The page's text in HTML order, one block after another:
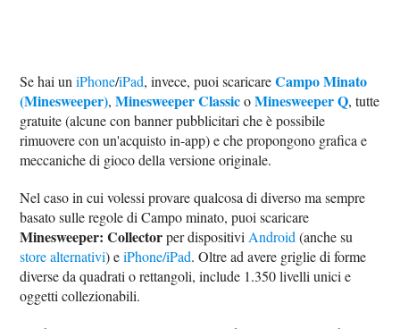
Se hai uniPhone/iPad, invece, puoi scaricareCampo Minato
(Minesweeper),Minesweeper ClassicoMinesweeper Q, tutte
gratuite (alcune con banner pubblicitari che è possibile
rimuovere con un'acquisto in-app) e che propongono grafica e
meccaniche di gioco della versione originale.
Nel caso in cui volessi provare qualcosa di diverso ma sempre
basato sulle regole di Campo minato, puoi scaricare
Minesweeper: Collectorper dispositivi Android (anche su
store alternativi) eiPhone/iPad. Oltre ad avere griglie di forme
diverse da quadrati o rettangoli, include 1.350 livelli unici e
oggetti collezionabili.